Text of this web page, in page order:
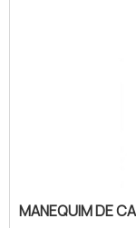
além de uma
gancho do
aço
resistência.É UM
MANEQUIM DE